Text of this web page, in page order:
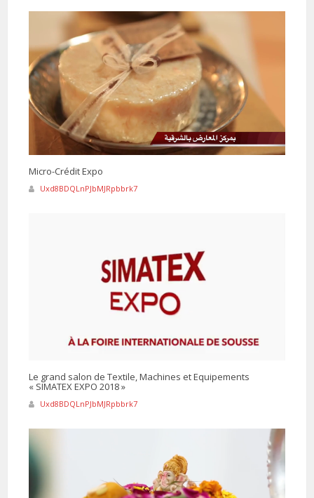
Micro-Crédit Expo
Uxd8BDQLnPJbMJRpbbrk7
Le grand salon de Textile, Machines et Equipements
« SIMATEX EXPO 2018 »
Uxd8BDQLnPJbMJRpbbrk7